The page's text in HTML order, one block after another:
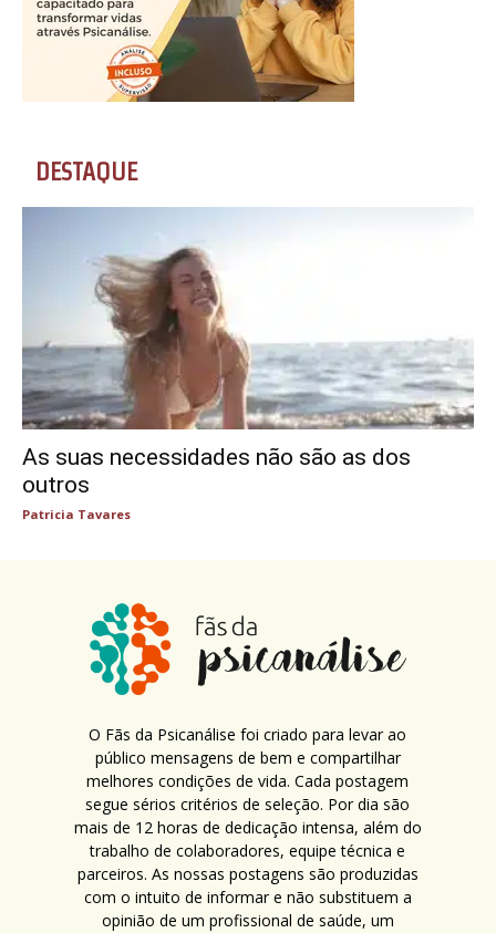
DESTAQUE
As suas necessidades não são as dos
outros
Patricia Tavares
O Fãs da Psicanálise foi criado para levar ao
público mensagens de bem e compartilhar
melhores condições de vida. Cada postagem
segue sérios critérios de seleção. Por dia são
mais de 12 horas de dedicação intensa, além do
trabalho de colaboradores, equipe técnica e
parceiros. As nossas postagens são produzidas
com o intuito de informar e não substituem a
opinião de um profissional de saúde, um